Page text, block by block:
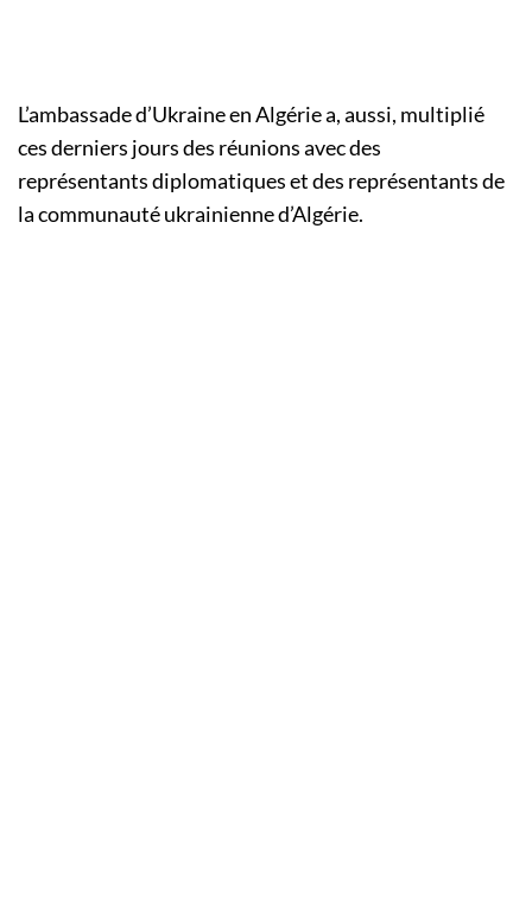
L’ambassade d’Ukraine en Algérie a, aussi, multiplié
ces derniers jours des réunions avec des
représentants diplomatiques et des représentants de
la communauté ukrainienne d’Algérie.